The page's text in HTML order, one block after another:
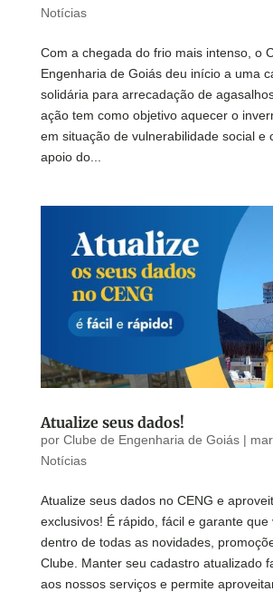
Notícias
Com a chegada do frio mais intenso, o
Engenharia de Goiás deu início a uma
solidária para arrecadação de
ação tem como objetivo aquecer o
em situação de vulnerabilidade social e
apoio do...
Atualize seus dados!
por Clube de Engenharia de Goiás|
Notícias
Atualize seus dados no CENG e
exclusivos! É rápido, fácil e garante que
dentro de todas as novidades,
Clube. Manter seu cadastro atualizado
aos nossos serviços e permite